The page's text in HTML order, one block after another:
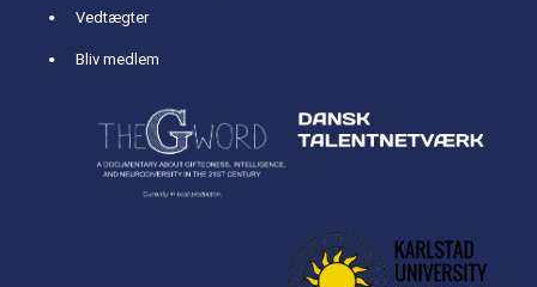
Vedtægter
Bliv medlem